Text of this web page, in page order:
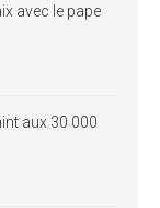
avec le pape
aux 30 000